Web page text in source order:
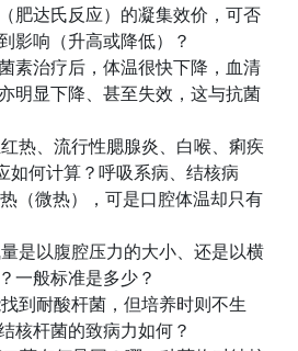
肥达氏反应）的凝集效价，可否
影响（升高或降低）？
素治疗后，体温很快下降，血清
明显下降、甚至失效，这与抗菌
热、流行性腮腺炎、白喉、痢疾
如何计算？呼吸系病、结核病
（微热），可是口腔体温却只有
是以腹腔压力的大小、还是以横
一般标准是多少？
到耐酸杆菌，但培养时则不生
核杆菌的致病力如何？